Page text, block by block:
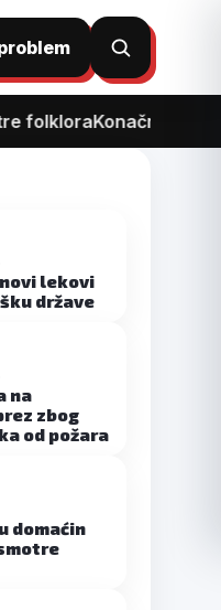
Otvori
pretragu
Konačno kreće
novi lekovi
države
na
zbog
od požara
domaćin